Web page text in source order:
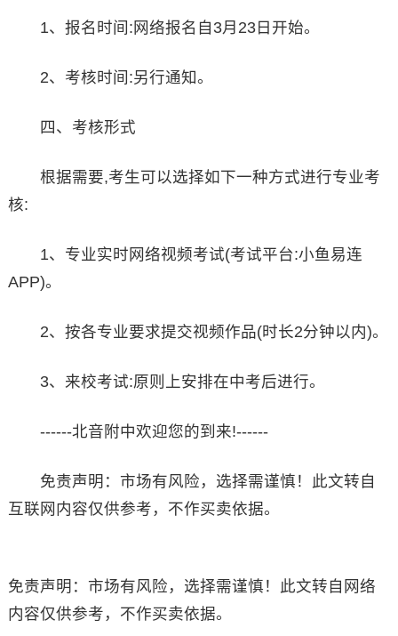
1、报名时间:网络报名自3月23日开始。
2、考核时间:另行通知。
四、考核形式
根据需要,考生可以选择如下一种方式进行专业考
核:
1、专业实时网络视频考试(考试平台:小鱼易连
APP)。
2、按各专业要求提交视频作品(时长2分钟以内)。
3、来校考试:原则上安排在中考后进行。
------北音附中欢迎您的到来!------
免责声明：市场有风险，选择需谨慎！此文转自
互联网内容仅供参考，不作买卖依据。
免责声明：市场有风险，选择需谨慎！此文转自网络
内容仅供参考，不作买卖依据。